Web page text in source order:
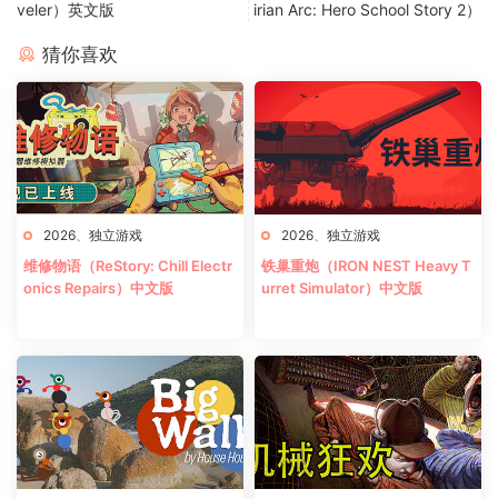
veler）英文版
irian Arc: Hero School Story 2）
猜你喜欢
2026 独立游戏
维修物语（ReStory: Chill Electr
onics Repairs）中文版
2026 独立游戏
铁巢重炮（IRON NEST Heavy T
urret Simulator）中文版